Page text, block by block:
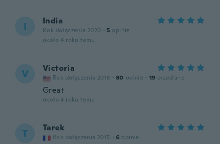
I India
Rok dołączenia 2020 · 5 opinie
około 4 roku temu
V Victoria
Rok dołączenia 2018 · 80 opinie · 19 przesłane
Great
około 4 roku temu
T Tarek
Rok dołączenia 2015 · 6 opinie